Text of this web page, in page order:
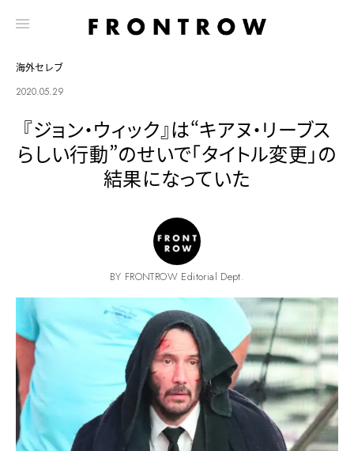
海外セレブ
2020.05.29
『ジョン・ウィック』は“キアヌ・リーブス
らしい行動”のせいで「タイトル変更」の
結果になっていた
BY FRONTROW Editorial Dept.